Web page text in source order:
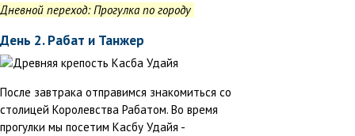
Дневной переход: Прогулка по городу
День 2. Рабат и Танжер
После завтрака отправимся знакомиться со
столицей Королевства Рабатом. Во время
прогулки мы посетим Касбу Удайя -